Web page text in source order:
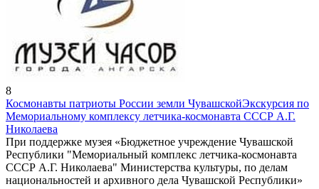
8
Космонавты патриоты России земли ЧувашскойЭкскурсия по
Мемориальному комплексу летчика-космонавта СССР А.Г.
Николаева
При поддержке музея «Бюджетное учреждение Чувашской
Республики "Мемориальный комплекс летчика-космонавта
СССР А.Г. Николаева" Министерства культуры, по делам
национальностей и архивного дела Чувашской Республики»